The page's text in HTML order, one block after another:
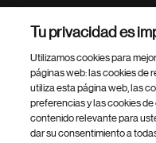
Footer Site Search
Tu privacidad es
Utilizamos cookies para
páginas web: las cookies de
utiliza esta página web, las
preferencias y las cookies
contenido relevante para
dar su consentimiento a